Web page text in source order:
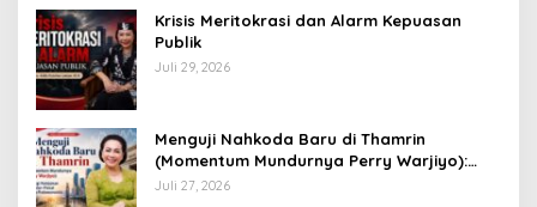
​Krisis Meritokrasi dan Alarm Kepuasan
Publik
Juli 29, 2026
​Menguji Nahkoda Baru di Thamrin
(Momentum Mundurnya Perry Warjiyo):
Sinergi Kebijakan Moneter-Fiskal di Era
Juli 27, 2026